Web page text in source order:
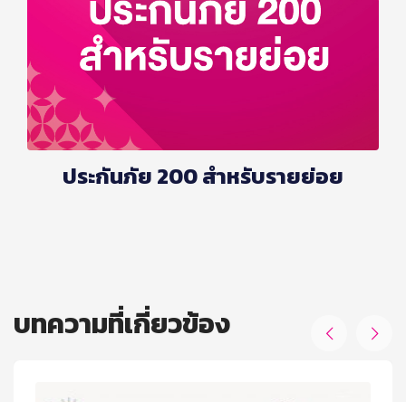
ประกันภัย 200 สำหรับรายย่อย
บทความที่เกี่ยวข้อง  